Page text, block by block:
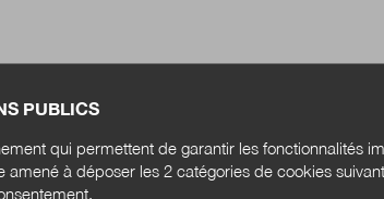
PUBLICS
qui permettent de garantir les fonctionnalités
amené à déposer les 2 catégories de cookies